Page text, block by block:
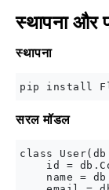
स्थापना और
स्थापना
सरल मॉडल
class
id =
name =